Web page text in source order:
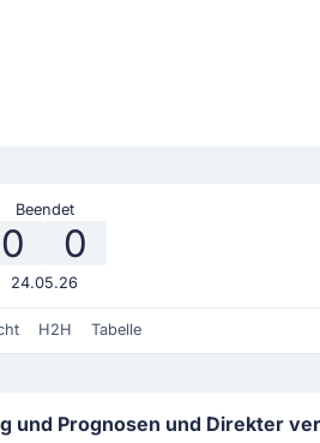
Beendet
0 0
24.05.26
H2H Tabelle
und Prognosen und Direkter